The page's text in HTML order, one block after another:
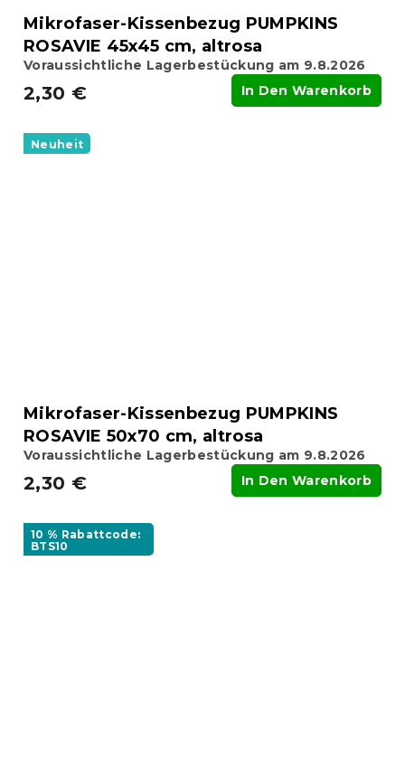
Mikrofaser-Kissenbezug PUMPKINS
ROSAVIE 45x45 cm, altrosa
Voraussichtliche Lagerbestückung am 9.8.2026
2,30 € In Den Warenkorb
Neuheit
Mikrofaser-Kissenbezug PUMPKINS
ROSAVIE 50x70 cm, altrosa
Voraussichtliche Lagerbestückung am 9.8.2026
2,30 € In Den Warenkorb
10 % Rabattcode:
BTS10